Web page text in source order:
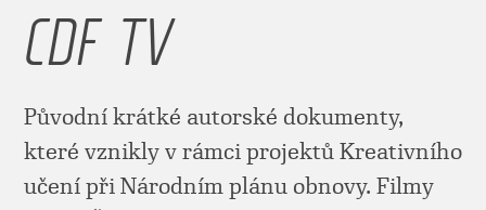
CDF TV
Původní krátké autorské dokumenty,
které vznikly v rámci projektů Kreativního
učení při Národním plánu obnovy. Filmy